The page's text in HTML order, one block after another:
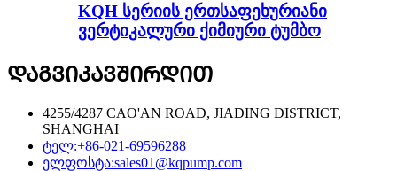
KQH სერიის ერთსაფეხურიანი
ვერტიკალური ქიმიური ტუმბო
ᲓᲐᲒᲕᲘᲙᲐᲕᲨᲘᲠᲓᲘᲗ
4255/4287 CAO'AN ROAD, JIADING DISTRICT,
SHANGHAI
ტელ:+86-021-69596288
ელფოსტა:sales01@kqpump.com